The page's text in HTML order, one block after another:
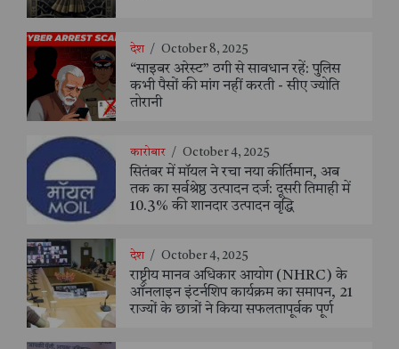
देश / October 8, 2025
“साइबर अरेस्ट” ठगी से सावधान रहें: पुलिस
कभी पैसों की मांग नहीं करती - सीए ज्योति
तोरानी
कारोबार / October 4, 2025
सितंबर में मॉयल ने रचा नया कीर्तिमान, अब
तक का सर्वश्रेष्ठ उत्पादन दर्ज: दूसरी तिमाही में
10.3% की शानदार उत्पादन वृद्धि
देश / October 4, 2025
राष्ट्रीय मानव अधिकार आयोग (NHRC) के
ऑनलाइन इंटर्नशिप कार्यक्रम का समापन, 21
राज्यों के छात्रों ने किया सफलतापूर्वक पूर्ण